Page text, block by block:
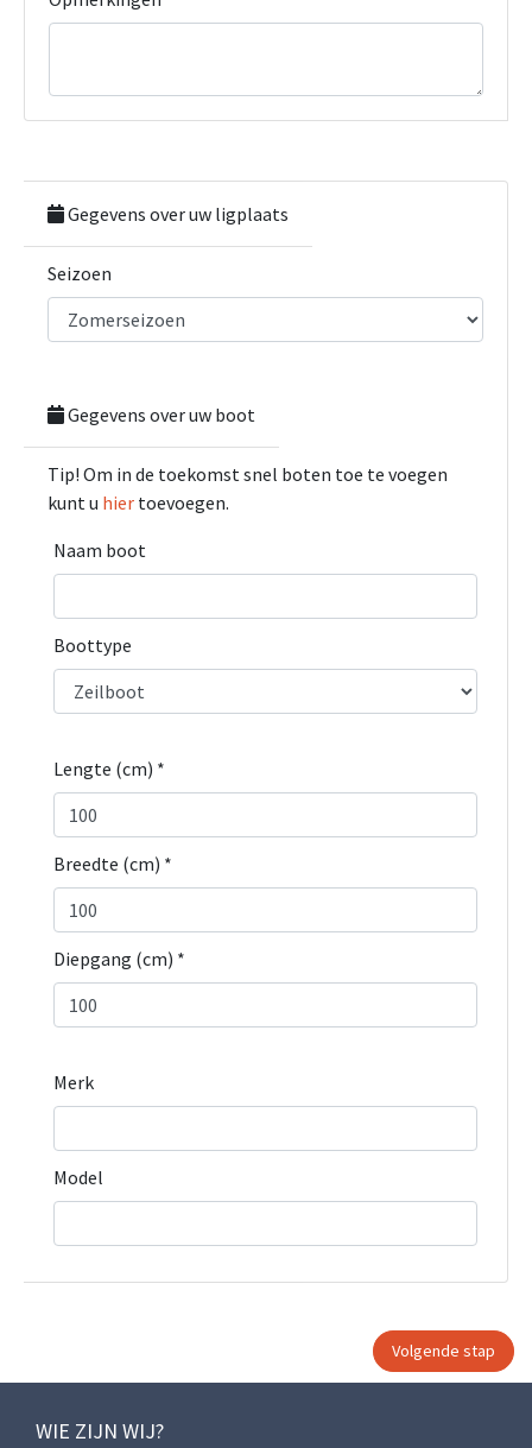
Gegevens over uw ligplaats
Seizoen
Gegevens over uw boot
Tip! Om in de toekomst snel boten toe te voegen
kunt u hier toevoegen.
Naam boot
Boottype
Lengte (cm) *
Breedte (cm) *
Diepgang (cm) *
Merk
Model
WIE ZIJN WIJ?